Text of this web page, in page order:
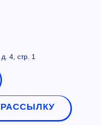
4, стр. 1